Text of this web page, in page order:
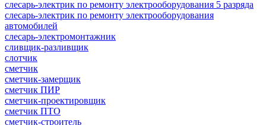
слесарь-электрик по ремонту электрооборудования 5 разряда
слесарь-электрик по ремонту электрооборудования
автомобилей
слесарь-электромонтажник
сливщик-разливщик
слотчик
сметчик
сметчик-замерщик
сметчик ПИР
сметчик-проектировщик
сметчик ПТО
сметчик-строитель